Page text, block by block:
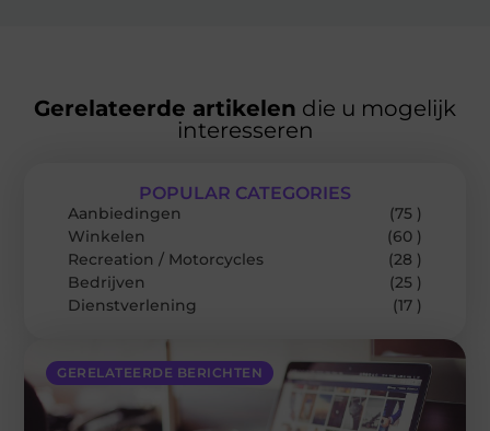
Gerelateerde artikelen die u mogelijk
interesseren
GERELATEERDE BERICHTEN
POPULAR CATEGORIES
Aanbiedingen
(75 )
Winkelen
(60 )
Recreation / Motorcycles
(28 )
Bedrijven
(25 )
Dienstverlening
(17 )